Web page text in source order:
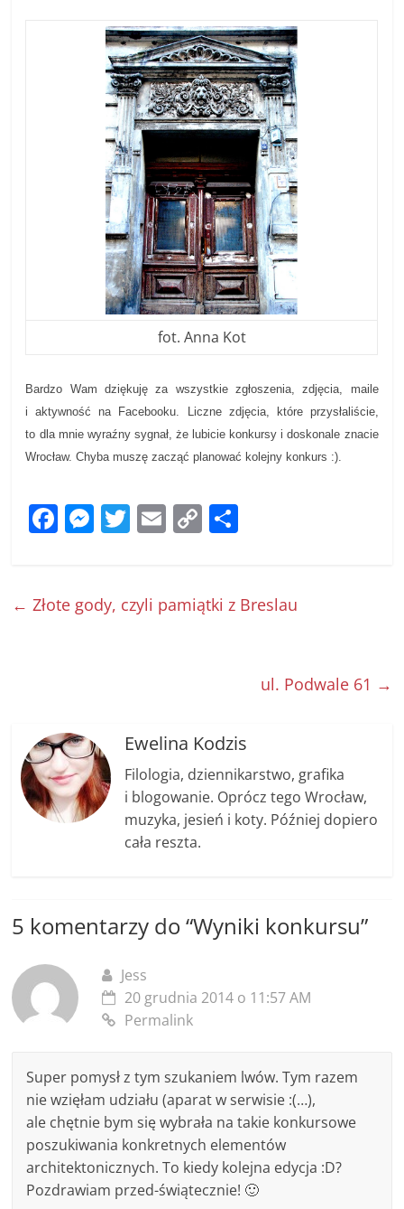
fot. Anna Kot
Bardzo Wam dziękuję za wszystkie zgłoszenia, zdjęcia, maile
i aktywność na Facebooku. Liczne zdjęcia, które przysłaliście,
to dla mnie wyraźny sygnał, że lubicie konkursy i doskonale znacie
Wrocław. Chyba muszę zacząć planować kolejny konkurs :).
F
e
M
e
T
er
E
l
C
y e
← Złote gody, czyli pamiątki z Breslau
ul. Podwale 61 →
Ewelina Kodzis
Filologia, dziennikarstwo, grafika
i blogowanie. Oprócz tego Wrocław,
muzyka, jesień i koty. Później dopiero
cała reszta.
5 komentarzy do “Wyniki konkursu”
Jess
20 grudnia 2014 o 11:57 AM
Permalink
Super pomysł z tym szukaniem lwów. Tym razem
nie wzięłam udziału (aparat w serwisie :(…),
ale chętnie bym się wybrała na takie konkursowe
poszukiwania konkretnych elementów
architektonicznych. To kiedy kolejna edycja :D?
Pozdrawiam przed-świątecznie! 🙂